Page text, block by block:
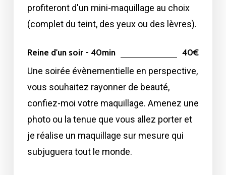
profiteront d'un mini-maquillage au choix
(complet du teint, des yeux ou des lèvres).
Reine d'un soir - 40min 40€
Une soirée évènementielle en perspective,
vous souhaitez rayonner de beauté,
confiez-moi votre maquillage. Amenez une
photo ou la tenue que vous allez porter et
je réalise un maquillage sur mesure qui
subjuguera tout le monde.